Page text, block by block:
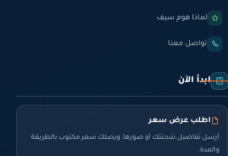
لماذا هوم سيف
تواصل معنا
ابدأ الآن
اطلب عرض سعر
أرسل تفاصيل شحنتك أو صورها، ويصلك سعر مكتوب بالطريقة
والمدة.